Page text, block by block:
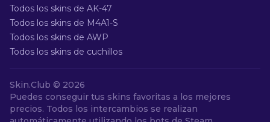
Todos los skins de AK-47
Todos los skins de M4A1-S
Todos los skins de AWP
Todos los skins de cuchillos
Skin.Club © 2026
Puedes conseguir tus skins favoritas a los mejores
precios. Todos los intercambios se realizan